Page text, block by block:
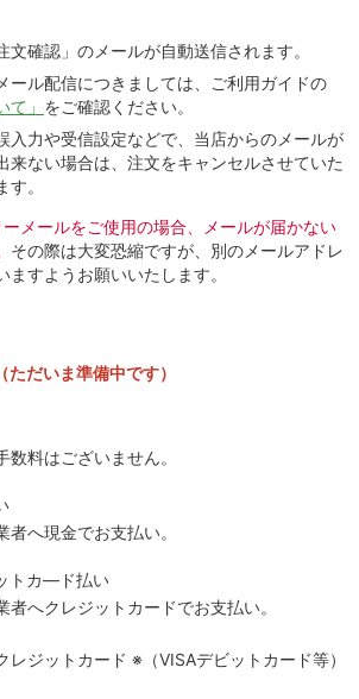
文確認」のメールが自動送信されます。
ール配信につきましては、ご利用ガイドの
て」 をご確認ください。
入力や受信設定などで、当店からのメールが
来ない場合は、注文をキャンセルさせていた
。
メールをご使用の場合、メールが届かない
その際は大変恐縮ですが、別のメールアドレ
ますようお願いいたします。
（ただいま準備中です）
料はございません。
へ現金でお支払い。
トカ―ド払い
へクレジットカードでお支払い。
レジットカード ※（VISAデビットカード等）